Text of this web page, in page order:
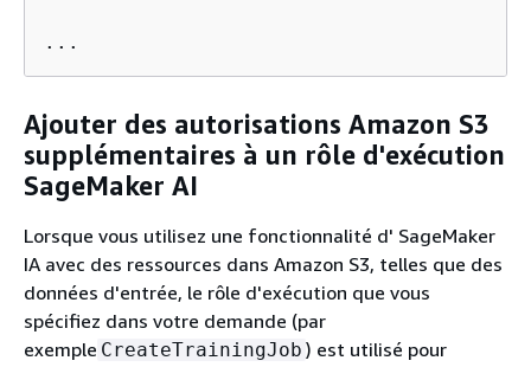
Ajouter des autorisations Amazon S3
supplémentaires à un rôle d'exécution
SageMaker AI
Lorsque vous utilisez une fonctionnalité d' SageMaker
IA avec des ressources dans Amazon S3, telles que des
données d'entrée, le rôle d'exécution que vous
spécifiez dans votre demande (par
exemple CreateTrainingJob ) est utilisé pour